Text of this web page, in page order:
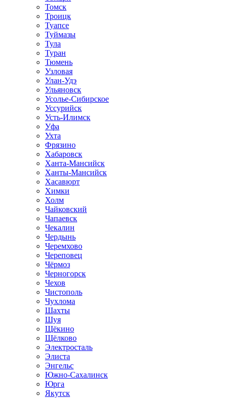
Томск
Троицк
Туапсе
Туймазы
Тула
Туран
Тюмень
Узловая
Улан-Удэ
Ульяновск
Усолье-Сибирское
Уссурийск
Усть-Илимск
Уфа
Ухта
Фрязино
Хабаровск
Ханта-Мансийск
Ханты-Мансийск
Хасавюрт
Химки
Холм
Чайковский
Чапаевск
Чекалин
Чердынь
Черемхово
Череповец
Чёрмоз
Черногорск
Чехов
Чистополь
Чухлома
Шахты
Шуя
Щёкино
Щёлково
Электросталь
Элиста
Энгельс
Южно-Сахалинск
Юрга
Якутск